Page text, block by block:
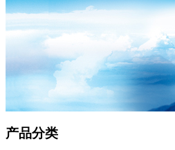
产品分类